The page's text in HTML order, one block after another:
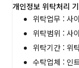
개인정보 위탁처리
위탁업무 : 사
위탁범위 : 사
위탁기간 : 위
수탁업체 : 인